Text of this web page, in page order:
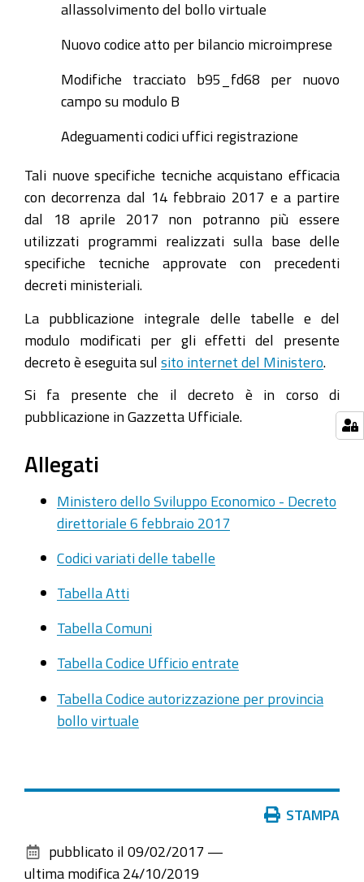
allassolvimento del bollo virtuale
Nuovo codice atto per bilancio microimprese
Modifiche tracciato b95_fd68 per nuovo
campo su modulo B
Adeguamenti codici uffici registrazione
Tali nuove specifiche tecniche acquistano efficacia
con decorrenza dal 14 febbraio 2017 e a partire
dal 18 aprile 2017 non potranno più essere
utilizzati programmi realizzati sulla base delle
specifiche tecniche approvate con precedenti
decreti ministeriali.
La pubblicazione integrale delle tabelle e del
modulo modificati per gli effetti del presente
decreto è eseguita sul sito internet del Ministero
Si fa presente che il decreto è in corso di
pubblicazione in Gazzetta Ufficiale.
Allegati
Ministero dello Sviluppo Economico - Decreto
direttoriale 6 febbraio 2017
Codici variati delle tabelle
Tabella Atti
Tabella Comuni
Tabella Codice Ufficio entrate
Tabella Codice autorizzazione per provincia
bollo virtuale
documento
STAMPA
pubblicato il 09/02/2017 —
ultima modifica 24/10/2019